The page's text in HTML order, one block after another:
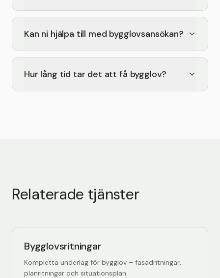
Kan ni hjälpa till med bygglovsansökan?
Hur lång tid tar det att få bygglov?
Relaterade tjänster
Bygglovsritningar
Kompletta underlag för bygglov – fasadritningar,
planritningar och situationsplan.